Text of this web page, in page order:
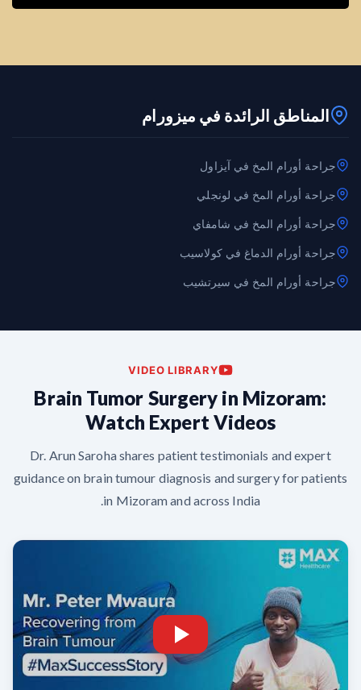
المناطق الرائدة في ميزورام
جراحة أورام المخ في آيزاول
جراحة أورام المخ في لونجلي
جراحة أورام المخ في شامفاي
جراحة أورام الدماغ في كولاسيب
جراحة أورام المخ في سيرتشيب
VIDEO LIBRARY
Brain Tumor Surgery in Mizoram:
Watch Expert Videos
Dr. Arun Saroha shares patient testimonials and expert
guidance on brain tumour diagnosis and surgery for patients
in Mizoram and across India.